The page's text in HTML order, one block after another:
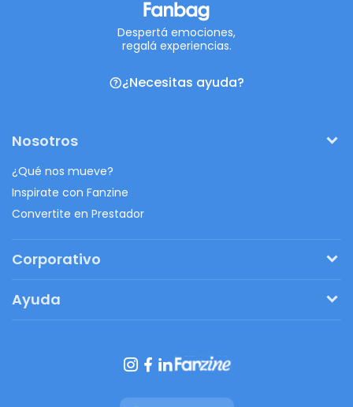
Despertá emociones,
regalá experiencias.
¿Necesitas ayuda?
Nosotros
¿Qué nos mueve?
Inspirate con Fanzine
Convertite en Prestador
Corporativo
Regalos originales
Ayuda
Botón de arrepentimiento